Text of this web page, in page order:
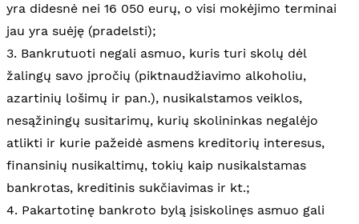
yra didesnė nei 16 050 eurų, o visi mokėjimo terminai
jau yra suėję (pradelsti);
3. Bankrutuoti negali asmuo, kuris turi skolų dėl
žalingų savo įpročių (piktnaudžiavimo alkoholiu,
azartinių lošimų ir pan.), nusikalstamos veiklos,
nesąžiningų susitarimų, kurių skolininkas negalėjo
atlikti ir kurie pažeidė asmens kreditorių interesus,
finansinių nusikaltimų, tokių kaip nusikalstamas
bankrotas, kreditinis sukčiavimas ir kt.;
4. Pakartotinę bankroto bylą įsiskolinęs asmuo gali